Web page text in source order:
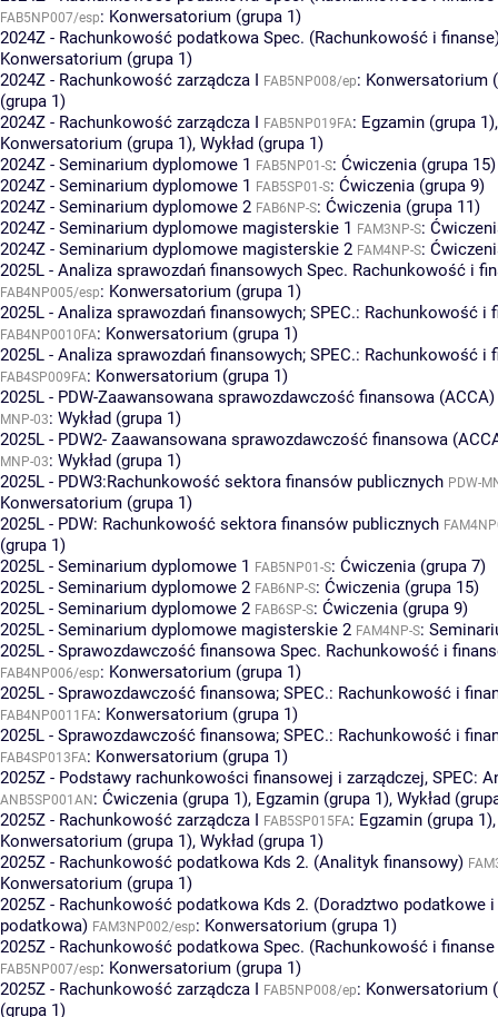
FAB5NP007/esp: Konwersatorium (grupa 1)
2024Z - Rachunkowość podatkowa Spec. (Rachunkowość i
Konwersatorium (grupa 1)
2024Z - Rachunkowość zarządcza I FAB5NP008/ep: Konwersatorium
(grupa 1)
2024Z - Rachunkowość zarządcza I FAB5NP019FA: Egzamin (grupa 1),
Konwersatorium (grupa 1), Wykład (grupa 1)
2024Z - Seminarium dyplomowe 1 FAB5NP01-S: Ćwiczenia (grupa 15)
2024Z - Seminarium dyplomowe 1 FAB5SP01-S: Ćwiczenia (grupa 9)
2024Z - Seminarium dyplomowe 2 FAB6NP-S: Ćwiczenia (grupa 11)
2024Z - Seminarium dyplomowe magisterskie 1 FAM3NP-S:
2024Z - Seminarium dyplomowe magisterskie 2 FAM4NP-S:
2025L - Analiza sprawozdań finansowych Spec. Rachunkowość i
FAB4NP005/esp: Konwersatorium (grupa 1)
2025L - Analiza sprawozdań finansowych; SPEC.: Rachunkowość i
FAB4NP0010FA: Konwersatorium (grupa 1)
2025L - Analiza sprawozdań finansowych; SPEC.: Rachunkowość i
FAB4SP009FA: Konwersatorium (grupa 1)
2025L - PDW-Zaawansowana sprawozdawczość finansowa (ACCA)
MNP-03: Wykład (grupa 1)
2025L - PDW2- Zaawansowana sprawozdawczość finansowa
MNP-03: Wykład (grupa 1)
2025L - PDW3:Rachunkowość sektora finansów publicznych PDW-
Konwersatorium (grupa 1)
2025L - PDW: Rachunkowość sektora finansów publicznych
(grupa 1)
2025L - Seminarium dyplomowe 1 FAB5NP01-S: Ćwiczenia (grupa 7)
2025L - Seminarium dyplomowe 2 FAB6NP-S: Ćwiczenia (grupa 15)
2025L - Seminarium dyplomowe 2 FAB6SP-S: Ćwiczenia (grupa 9)
2025L - Seminarium dyplomowe magisterskie 2 FAM4NP-S:
2025L - Sprawozdawczość finansowa Spec. Rachunkowość i
FAB4NP006/esp: Konwersatorium (grupa 1)
2025L - Sprawozdawczość finansowa; SPEC.: Rachunkowość i
FAB4NP0011FA: Konwersatorium (grupa 1)
2025L - Sprawozdawczość finansowa; SPEC.: Rachunkowość i
FAB4SP013FA: Konwersatorium (grupa 1)
2025Z - Podstawy rachunkowości finansowej i zarządczej, SPEC:
ANB5SP001AN: Ćwiczenia (grupa 1), Egzamin (grupa 1), Wykład
2025Z - Rachunkowość zarządcza I FAB5SP015FA: Egzamin (grupa 1),
Konwersatorium (grupa 1), Wykład (grupa 1)
2025Z - Rachunkowość podatkowa Kds 2. (Analityk finansowy)
Konwersatorium (grupa 1)
2025Z - Rachunkowość podatkowa Kds 2. (Doradztwo podatkowe
podatkowa) FAM3NP002/esp: Konwersatorium (grupa 1)
2025Z - Rachunkowość podatkowa Spec. (Rachunkowość i finanse
FAB5NP007/esp: Konwersatorium (grupa 1)
2025Z - Rachunkowość zarządcza I FAB5NP008/ep: Konwersatorium
(grupa 1)